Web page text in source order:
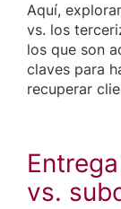
Aquí,
vs. los
los que son
claves para
recuperar
vs.